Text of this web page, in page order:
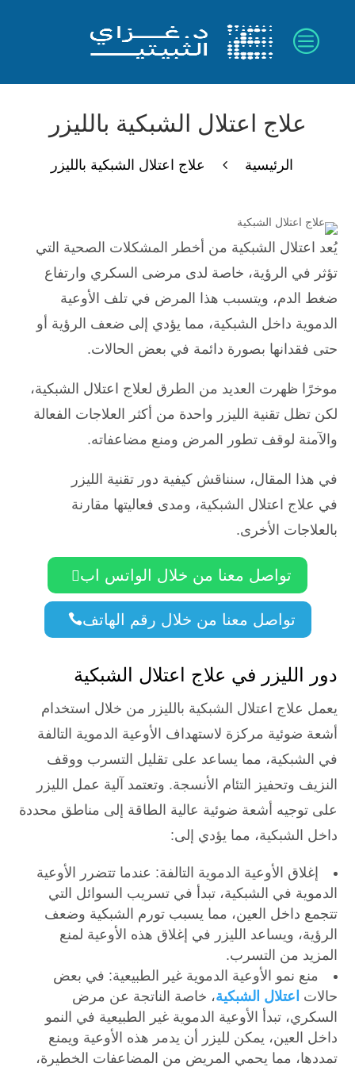
c
علاج اعتلال الشبكية بالليزر
الرئيسية 4 علاج اعتلال الشبكية بالليزر
يُعد اعتلال الشبكية من أخطر المشكلات الصحية التي
تؤثر في الرؤية، خاصة لدى مرضى السكري وارتفاع
ضغط الدم، ويتسبب هذا المرض في تلف الأوعية
الدموية داخل الشبكية، مما يؤدي إلى ضعف الرؤية أو
حتى فقدانها بصورة دائمة في بعض الحالات.
موخرًا ظهرت العديد من الطرق لعلاج اعتلال الشبكية،
لكن تظل تقنية الليزر واحدة من أكثر العلاجات الفعالة
والآمنة لوقف تطور المرض ومنع مضاعفاته.
في هذا المقال، سنناقش كيفية دور تقنية الليزر
في علاج اعتلال الشبكية، ومدى فعاليتها مقارنة
بالعلاجات الأخرى.
تواصل معنا من خلال الواتس اب
تواصل معنا من خلال رقم الهاتف
دور الليزر في علاج اعتلال الشبكية
يعمل علاج اعتلال الشبكية بالليزر من خلال استخدام
أشعة ضوئية مركزة لاستهداف الأوعية الدموية التالفة
في الشبكية، مما يساعد على تقليل التسرب ووقف
النزيف وتحفيز التئام الأنسجة. وتعتمد آلية عمل الليزر
على توجيه أشعة ضوئية عالية الطاقة إلى مناطق محددة
داخل الشبكية، مما يؤدي إلى:
إغلاق الأوعية الدموية التالفة: عندما تتضرر الأوعية
الدموية في الشبكية، تبدأ في تسريب السوائل التي
تتجمع داخل العين، مما يسبب تورم الشبكية وضعف
الرؤية، ويساعد الليزر في إغلاق هذه الأوعية لمنع
المزيد من التسرب.
منع نمو الأوعية الدموية غير الطبيعية: في بعض
حالات اعتلال الشبكية، خاصة الناتجة عن مرض
السكري، تبدأ الأوعية الدموية غير الطبيعية في النمو
داخل العين، يمكن لليزر أن يدمر هذه الأوعية ويمنع
تمددها، مما يحمي المريض من المضاعفات الخطيرة،